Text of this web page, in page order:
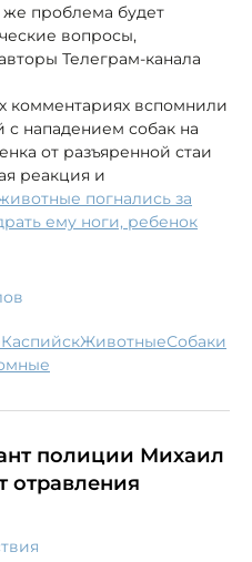
же проблема будет
вопросы,
Телеграм-канала
комментариях вспомнили
с нападением собак на
от разъяренной стаи
реакция и
погнались за
ему ноги, ребенок
Каспийск животные
собаки
полиции Михаил
отравления